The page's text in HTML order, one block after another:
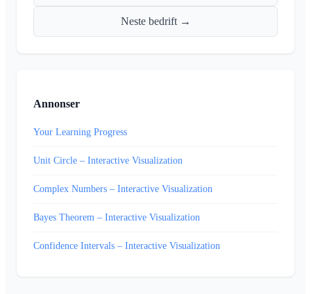
Neste bedrift →
Annonser
Your Learning Progress
Unit Circle – Interactive Visualization
Complex Numbers – Interactive Visualization
Bayes Theorem – Interactive Visualization
Confidence Intervals – Interactive Visualization